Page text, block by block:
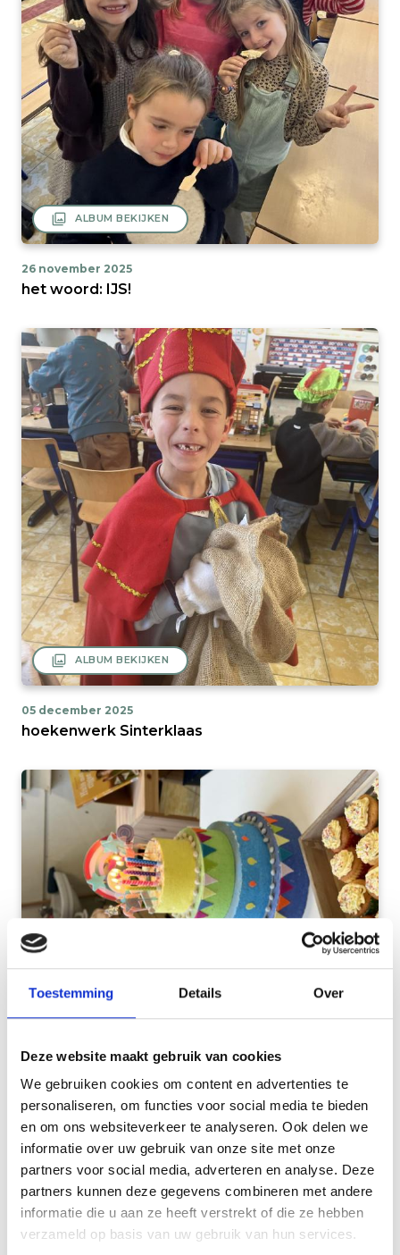
Toestemming Details Over
Deze website maakt gebruik van cookies
We gebruiken cookies om content en advertenties te
personaliseren, om functies voor social media te bieden
en om ons websiteverkeer te analyseren. Ook delen we
informatie over uw gebruik van onze site met onze
partners voor social media, adverteren en analyse. Deze
partners kunnen deze gegevens combineren met andere
informatie die u aan ze heeft verstrekt of die ze hebben
verzameld op basis van uw gebruik van hun services.
filter ALBUM BEKIJKEN
26 november 2025
het woord: IJS!
filter ALBUM BEKIJKEN
05 december 2025
hoekenwerk Sinterklaas
filter ALBUM BEKIJKEN
07 december 2025
♥ odile is 6 jaar! ♥